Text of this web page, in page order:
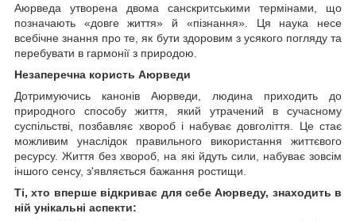
Аюрведа утворена двома санскритськими термінами, що
позначають «довге життя» й «пізнання». Ця наука несе
всебічне знання про те, як бути здоровим з усякого погляду та
перебувати в гармонії з природою.
Незаперечна користь Аюрведи
Дотримуючись канонів Аюрведи, людина приходить до
природного способу життя, який утрачений в сучасному
суспільстві, позбавляє хвороб і набуває довголіття. Це стає
можливим унаслідок правильного використання життєвого
ресурсу. Життя без хвороб, на які йдуть сили, набуває зовсім
іншого сенсу, з'являється бажання ростищи.
Ті, хто вперше відкриває для себе Аюрведу, знаходить в
ній унікальні аспекти: